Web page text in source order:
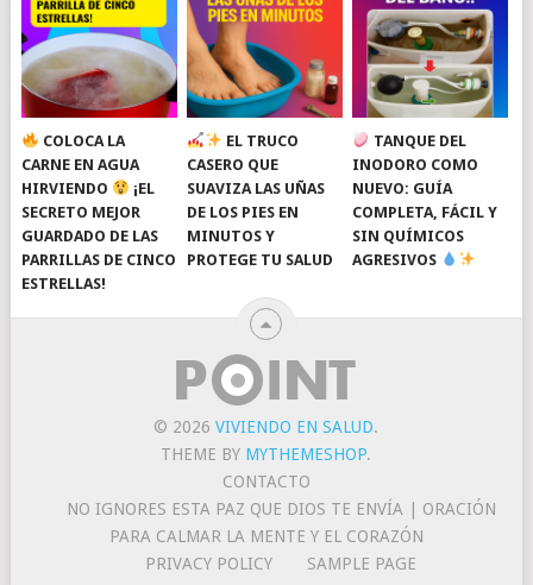
COLOCA LA
CARNE EN AGUA
HIRVIENDO
¡EL
SECRETO MEJOR
GUARDADO DE LAS
PARRILLAS DE CINCO
ESTRELLAS!
EL TRUCO
CASERO QUE
SUAVIZA LAS UÑAS
DE LOS PIES EN
MINUTOS Y
PROTEGE TU SALUD
TANQUE DEL
INODORO COMO
NUEVO: GUÍA
COMPLETA, FÁCIL Y
SIN QUÍMICOS
AGRESIVOS
© 2026VIVIENDO EN SALUD.
THEME BY MYTHEMESHOP.
CONTACTO
NO IGNORES ESTA PAZ QUE DIOS TE ENVÍA | ORACIÓN
PARA CALMAR LA MENTE Y EL CORAZÓN
PRIVACY POLICY
SAMPLE PAGE